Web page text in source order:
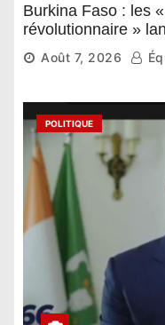
Burkina Faso : les
révolutionnaire »
Août 7, 2026
POLITIQUE